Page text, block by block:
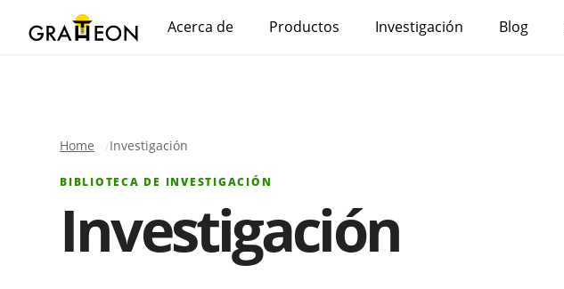
Acerca de Productos Investigación Blog
Home Investigación
BIBLIOTECA DE INVESTIGACIÓN
Investigación